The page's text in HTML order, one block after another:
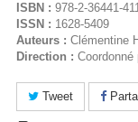
ISBN : 978-2-36441-
ISSN : 1628-5409
Auteurs : Clémentine
Direction : Coordonné
Tweet